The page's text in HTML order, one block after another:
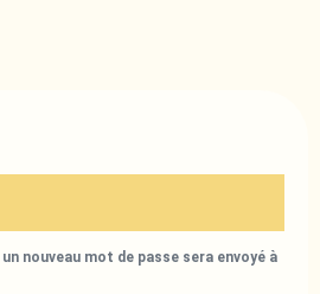
nouveau mot de passe sera envoyé à